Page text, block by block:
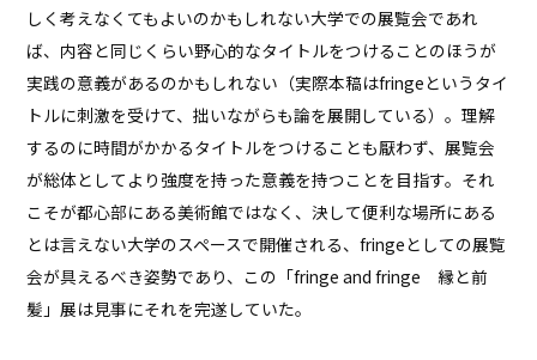
しく考えなくてもよいのかもしれない大学での展覧会であれ
ば、内容と同じくらい野心的なタイトルをつけることのほうが
実践の意義があるのかもしれない（実際本稿はfringeというタイ
トルに刺激を受けて、拙いながらも論を展開している）。理解
するのに時間がかかるタイトルをつけることも厭わず、展覧会
が総体としてより強度を持った意義を持つことを目指す。それ
こそが都心部にある美術館ではなく、決して便利な場所にある
とは言えない大学のスペースで開催される、fringeとしての展覧
会が具えるべき姿勢であり、この「fringe and fringe 縁と前
髪」展は見事にそれを完遂していた。